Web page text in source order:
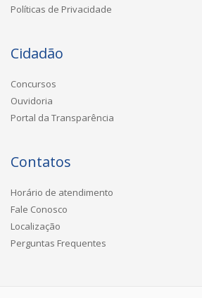
Políticas de Privacidade
Cidadão
Concursos
Ouvidoria
Portal da Transparência
Contatos
Horário de atendimento
Fale Conosco
Localização
Perguntas Frequentes